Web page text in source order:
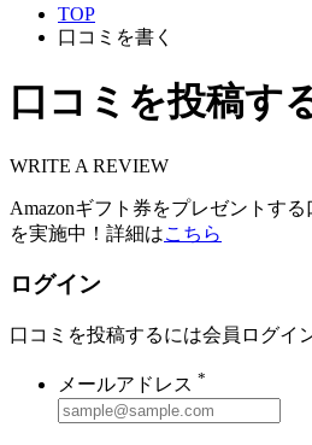
TOP
口コミを書く
口コミを投稿す
WRITE A REVIEW
Amazonギフト券をプレゼントす
を実施中！詳細はこちら
ログイン
口コミを投稿するには会員ログイ
メールアドレス *